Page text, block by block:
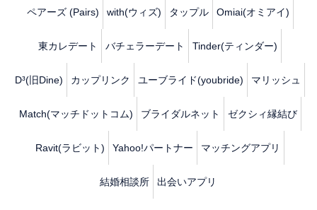
ペアーズ (Pairs) with(ウィズ) タップル Omiai(オミアイ)
東カレデート バチェラーデート Tinder(ティンダー)
D³(旧Dine) カップリンク ユーブライド(youbride) マリッシュ
Match(マッチドットコム) ブライダルネット ゼクシィ縁結び
Ravit(ラビット) Yahoo!パートナー マッチングアプリ
結婚相談所 出会いアプリ